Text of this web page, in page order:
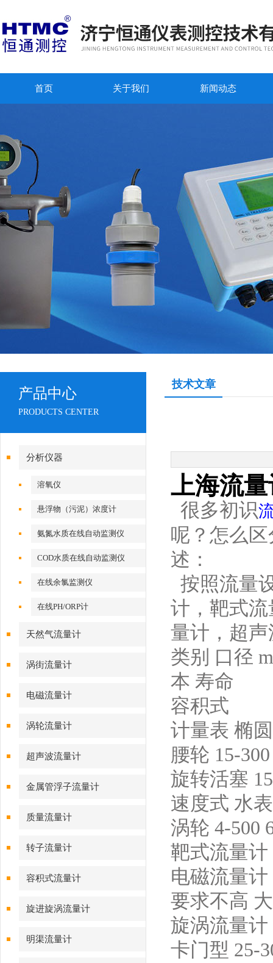
首页 关于我们 新闻动态
产品中心
PRODUCTS CENTER
分析仪器
溶氧仪
悬浮物（污泥）浓度计
氨氮水质在线自动监测仪
COD水质在线自动监测仪
在线余氯监测仪
在线PH/ORP计
天然气流量计
涡街流量计
电磁流量计
涡轮流量计
超声波流量计
金属管浮子流量计
质量流量计
转子流量计
容积式流量计
旋进旋涡流量计
明渠流量计
技术文章
上海流
很多初识
呢？怎么
述：
按照流量
计，靶式
量计，超
类别 口径
本 寿命
容积式
计量表 椭
腰轮 15-
旋转活塞
速度式 水
涡轮 4-500
靶式流量计
电磁流量计
要求不高
旋涡流量计
卡门型 25-